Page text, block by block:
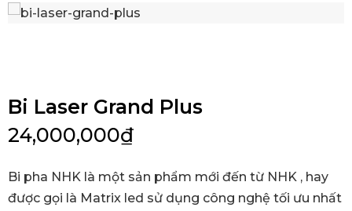
Bi Laser Grand Plus
24,000,000₫
Bi pha NHK là một sản phẩm mới đến từ NHK , hay
được gọi là Matrix led sử dụng công nghệ tối ưu nhất